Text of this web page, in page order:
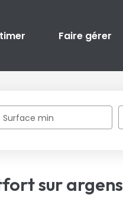
Faire gérer
Surface min
sur argens